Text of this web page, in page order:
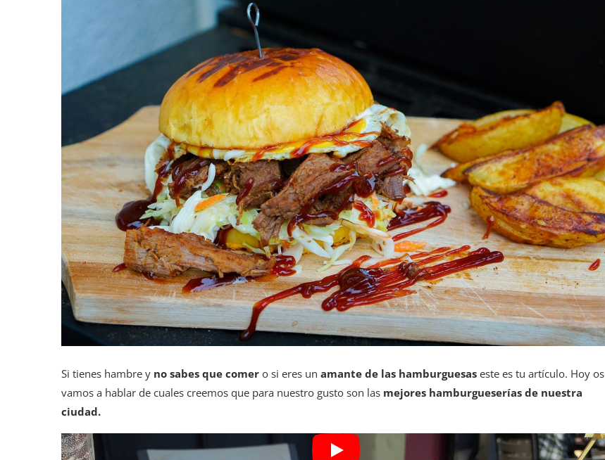
Si tienes hambre y no sabes que comer o si eres un amante de las hamburguesas este es tu artículo. Hoy os
vamos a hablar de cuales creemos que para nuestro gusto son las mejores hamburgueserías de nuestra
ciudad.